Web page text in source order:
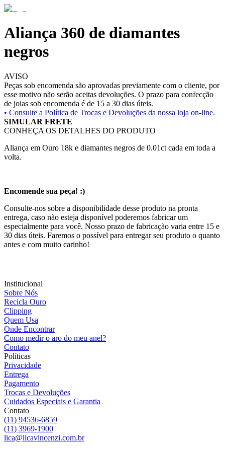
Aliança 360 de diamantes
negros
AVISO
Peças sob encomenda são aprovadas previamente com o cliente, por
esse motivo não serão aceitas devoluções. O prazo para confecção
de joias sob encomenda é de 15 a 30 dias úteis.
• Consulte a Política de Trocas e Devoluções da nossa loja on-line.
SIMULAR FRETE
CONHEÇA OS DETALHES DO PRODUTO
Aliança em Ouro 18k e diamantes negros de 0.01ct cada em toda a
volta.
Encomende sua peça! :)
Consulte-nos sobre a disponibilidade desse produto na pronta
entrega, caso não esteja disponível poderemos fabricar um
especialmente para você. Nosso prazo de fabricação varia entre 15 e
30 dias úteis. Faremos o possível para entregar seu produto o quanto
antes e com muito carinho!
Institucional
Sobre Nós
Recicla Ouro
Clipping
Quem Usa
Onde Encontrar
Como medir o aro do meu anel?
Contato
Políticas
Privacidade
Entrega
Pagamento
Trocas e Devoluções
Cuidados Especiais e Garantia
Contato
(11) 94536-6859
(11) 3969-1900
lica@licavincenzi.com.br